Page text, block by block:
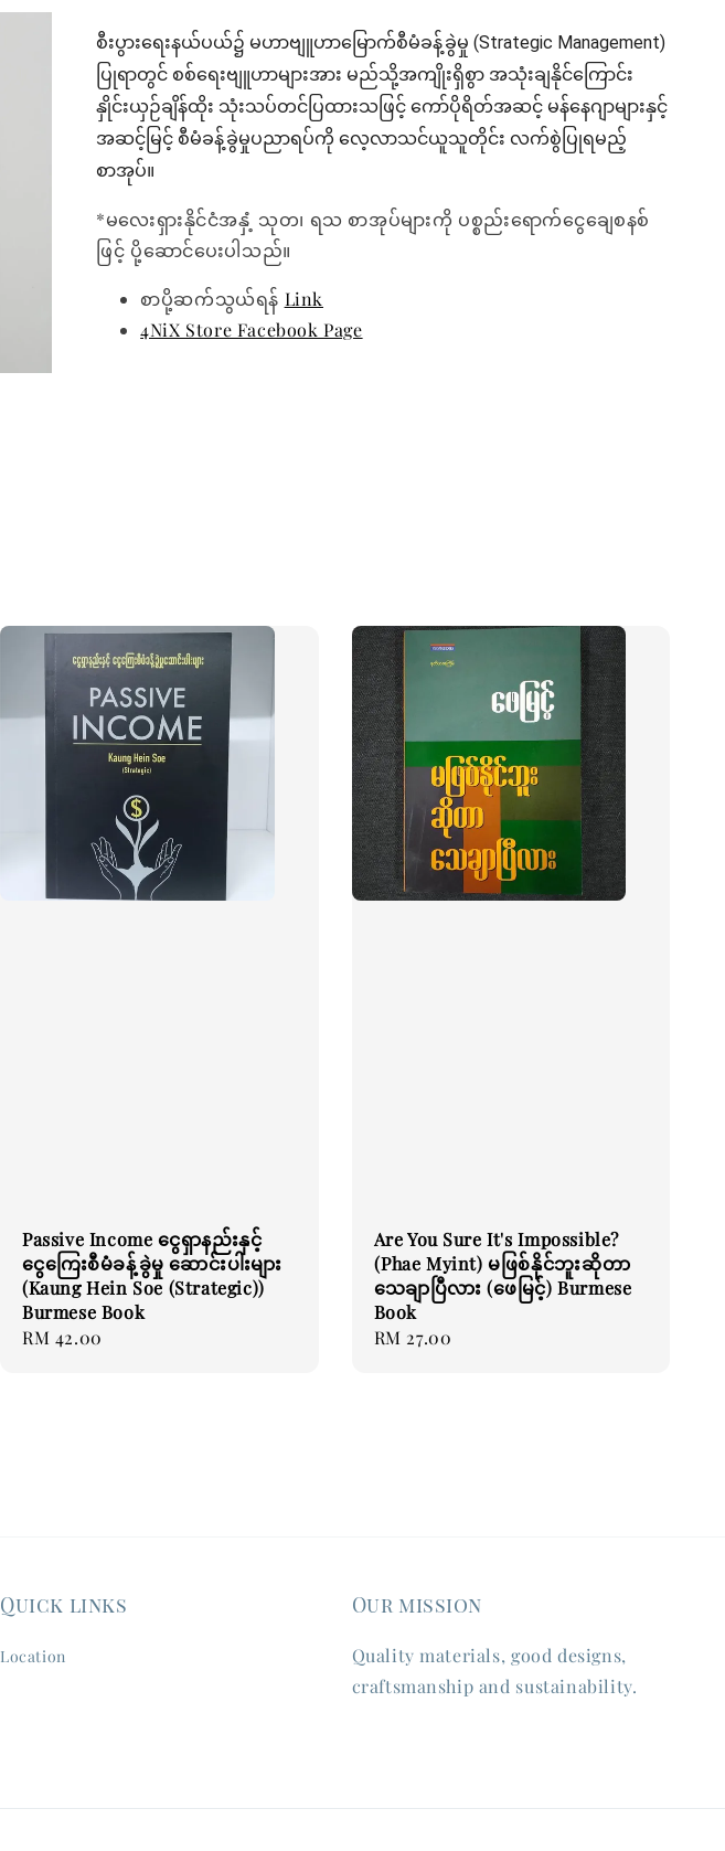
စီးပွားရေးနယ်ပယ်၌ မဟာဗျူဟာမြောက်စီမံခန့်ခွဲမှု (Strategic Management)
ပြုရာတွင် စစ်ရေးဗျူဟာများအား မည်သို့အကျိုးရှိစွာ အသုံးချနိုင်ကြောင်း
နှိုင်းယှဉ်ချိန်ထိုး သုံးသပ်တင်ပြထားသဖြင့် ကော်ပိုရိတ်အဆင့် မန်နေဂျာများနှင့်
အဆင့်မြင့် စီမံခန့်ခွဲမှုပညာရပ်ကို လေ့လာသင်ယူသူတိုင်း လက်စွဲပြုရမည့်
စာအုပ်။
*မလေးရှားနိုင်ငံအနှံ့ သုတ၊ ရသ စာအုပ်များကို ပစ္စည်းရောက်ငွေချေစနစ်
ဖြင့် ပို့ဆောင်ပေးပါသည်။
စာပို့ဆက်သွယ်ရန် Link
4NiX Store Facebook Page
Passive Income ငွေရှာနည်းနှင့်
ငွေကြေးစီမံခန့်ခွဲမှု ဆောင်းပါးများ
(Kaung Hein Soe (Strategic))
Burmese Book
Regular
RM 42.00
Are You Sure It's Impossible?
(Phae Myint) မဖြစ်နိုင်ဘူးဆိုတာ
သေချာပြီလား (ဖေမြင့်) Burmese
Book
Regular
RM 27.00
Quick links
Location
Our mission
Quality materials, good designs,
craftsmanship and sustainability.